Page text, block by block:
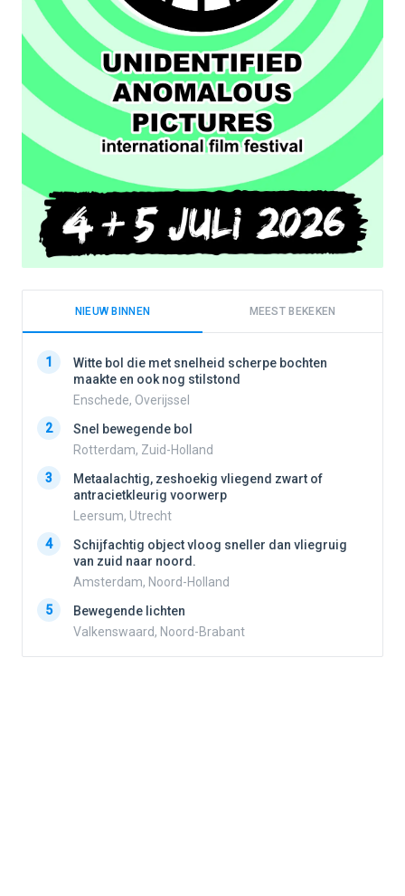
NIEUW BINNEN MEEST BEKEKEN
1
Witte bol die met snelheid scherpe bochten
maakte en ook nog stilstond
Enschede, Overijssel
2
Snel bewegende bol
Rotterdam, Zuid-Holland
3
Metaalachtig, zeshoekig vliegend zwart of
antracietkleurig voorwerp
Leersum, Utrecht
4
Schijfachtig object vloog sneller dan vliegruig
van zuid naar noord.
Amsterdam, Noord-Holland
5
Bewegende lichten
Valkenswaard, Noord-Brabant